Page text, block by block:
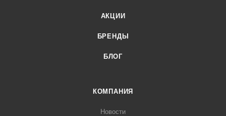
АКЦИИ
БРЕНДЫ
БЛОГ
КОМПАНИЯ
Новости